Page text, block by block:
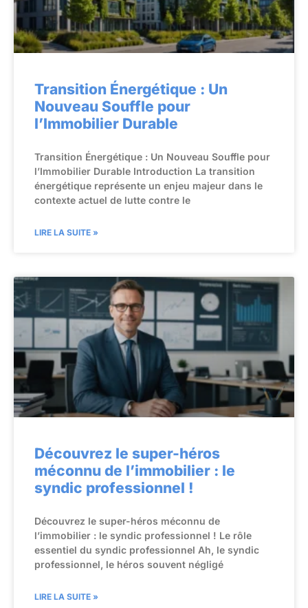
Transition Énergétique : Un
Nouveau Souffle pour
l’Immobilier Durable
Transition Énergétique : Un Nouveau Souffle pour
l’Immobilier Durable Introduction La transition
énergétique représente un enjeu majeur dans le
contexte actuel de lutte contre le
LIRE LA SUITE »
Découvrez le super-héros
méconnu de l’immobilier : le
syndic professionnel !
Découvrez le super-héros méconnu de
l’immobilier : le syndic professionnel ! Le rôle
essentiel du syndic professionnel Ah, le syndic
professionnel, le héros souvent négligé
LIRE LA SUITE »